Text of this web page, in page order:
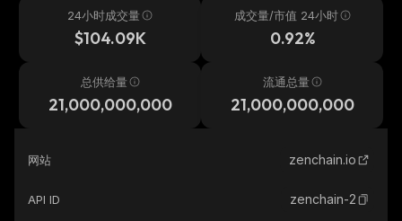
24小时成交量
$104.09K
成交量/市值 24小时
0.92%
总供给量
21,000,000,000
流通总量
21,000,000,000
网站 zenchain.io
API ID zenchain-2